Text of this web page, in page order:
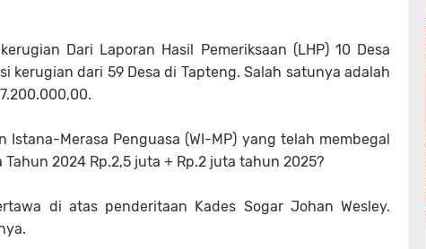
Dari Laporan Hasil Pemeriksaan (LHP) 10 Desa
kerugian dari 59 Desa di Tapteng. Salah satunya adalah
Istana-Merasa Penguasa (WI-MP) yang telah membegal
2024 Rp.2,5 juta + Rp.2 juta tahun 2025?
di atas penderitaan Kades Sogar Johan Wesley.